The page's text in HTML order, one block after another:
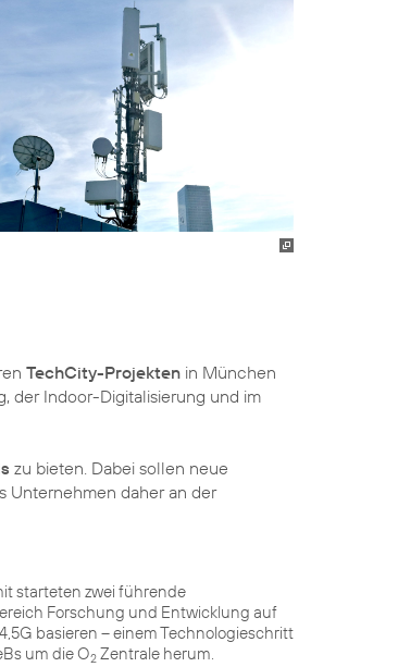
TechCity-Projekten in München
der Indoor-Digitalisierung und im
zu bieten. Dabei sollen neue
Unternehmen daher an der
starteten zwei führende
Forschung und Entwicklung auf
basieren – einem Technologieschritt
um die O2 Zentrale herum.